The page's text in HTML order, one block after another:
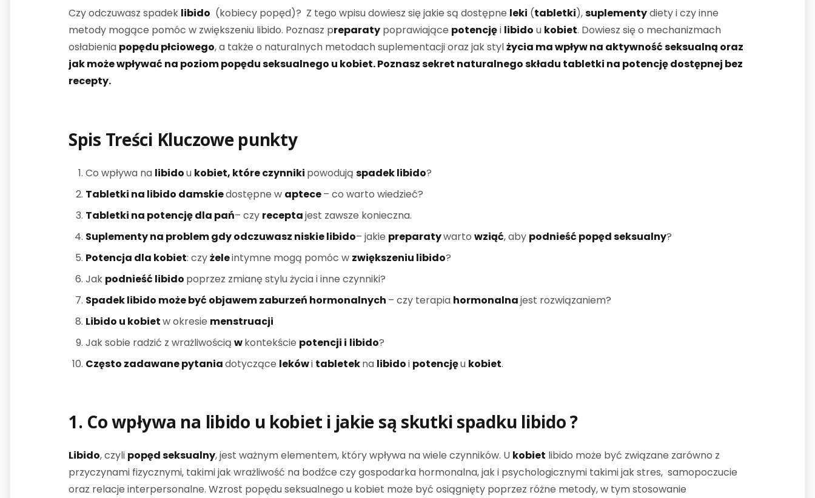
Czy odczuwasz spadek libido (kobiecy popęd)? Z tego wpisu dowiesz się jakie są dostępne leki (tabletki),suplementydiety i czy inne
metody mogące pomóc w zwiększeniu libido. Poznasz preparaty poprawiające potencjęi libido u kobiet. Dowiesz się o mechanizmach
osłabienia popędu płciowego, a także o naturalnych metodach suplementacji oraz jak stylżycia ma wpływ na aktywność seksualną oraz
jak może wpływać na poziom popędu seksualnego u kobiet. Poznasz sekret naturalnego składu tabletki na potencjędostępnej bez
recepty.
Spis Treści Kluczowe punkty
Co wpływa na libidou kobiet, które czynniki powodują spadek libido?
Tabletki na libido damskiedostępne w aptece– co warto wiedzieć?
Tabletki na potencję dla pań– czy receptajest zawsze konieczna.
Suplementy na problem gdy odczuwasz niskie libido– jakie preparatywarto wziąć, aby podnieść popęd seksualny?
Potencja dla kobiet: czyżeleintymne mogą pomóc w zwiększeniu libido?
Jak podnieść libido poprzez zmianę stylu życia i inne czynniki?
Spadek libido może być objawem zaburzeń hormonalnych – czy terapia hormonalnajest rozwiązaniem?
Libido u kobietw okresie menstruacji
Jak sobie radzić z wrażliwością wkontekście potencji i libido?
Często zadawane pytaniadotyczące lekówi tabletekna libidoi potencjęu kobiet.
1. Co wpływa na libido u kobiet i jakie są skutki spadku libido?
Libido, czyli popęd seksualny, jest ważnym elementem, który wpływa na wiele czynników. U kobiet libido może być związane zarówno z
przyczynami fizycznymi, takimi jak wrażliwość na bodźce czy gospodarka hormonalna, jak i psychologicznymi takimi jak stres, samopoczucie
oraz relacje interpersonalne. Wzrost popędu seksualnego u kobiet może być osiągnięty poprzez różne metody, w tym stosowanie